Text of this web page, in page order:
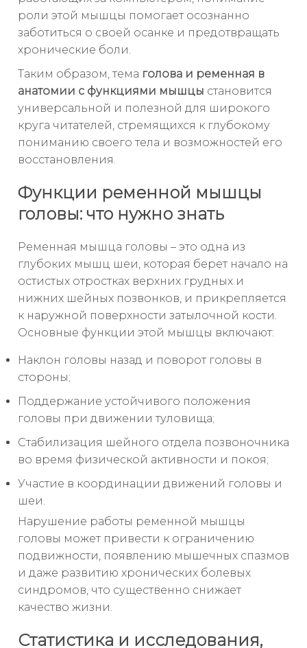
роли этой мышцы помогает осознанно
заботиться о своей осанке и предотвращать
хронические боли.
Таким образом, тема голова и ременная в
анатомии с функциями мышцы становится
универсальной и полезной для широкого
круга читателей, стремящихся к глубокому
пониманию своего тела и возможностей его
восстановления.
Функции ременной мышцы
головы: что нужно знать
Ременная мышца головы – это одна из
глубоких мышц шеи, которая берет начало на
остистых отростках верхних грудных и
нижних шейных позвонков, и прикрепляется
к наружной поверхности затылочной кости.
Основные функции этой мышцы включают:
Наклон головы назад и поворот головы в
стороны;
Поддержание устойчивого положения
головы при движении туловища;
Стабилизация шейного отдела позвоночника
во время физической активности и покоя;
Участие в координации движений головы и
шеи.
Нарушение работы ременной мышцы
головы может привести к ограничению
подвижности, появлению мышечных спазмов
и даже развитию хронических болевых
синдромов, что существенно снижает
качество жизни.
Статистика и исследования,